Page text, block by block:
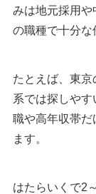
みは地元採用や
の職種で十分な
たとえば、東
系では探しや
職や高年収帯だ
ます。
はたらいくで2